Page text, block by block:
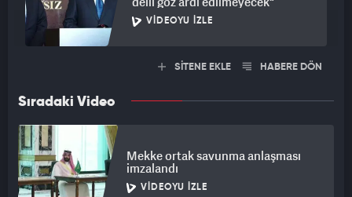
VIDEOYU İZLE
SİTENE EKLE HABERE DÖN
Sıradaki Video
Mekke ortak savunma anlaşması
imzalandı
VIDEOYU İZLE